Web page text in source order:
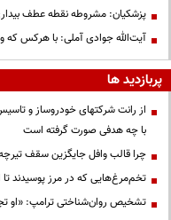
پزشکیان: مشروطه نقطه عطف
آیت‌الله جوادی آملی: با هرکس که
پربازدید ها
از رانت‌ شرکتهای خودروساز و
با چه هدفی صورت گرفته است
چرا قالب وافل جایگزین سقف
تخم‌مرغ‌هایی که در مرز پوسیدند تا
تشخیص روان‌شناختی ترامپ: